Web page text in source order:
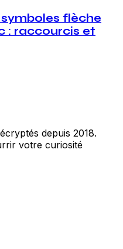
flèche
: raccourcis et
depuis 2018.
votre curiosité